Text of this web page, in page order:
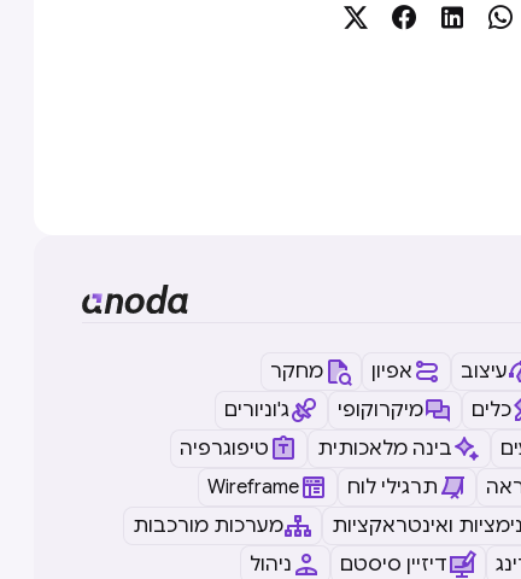




עיצוב אפיון
מחקר
כלים מיקרוקופי
ג'וניורים
בינה מלאכותית
טיפוגרפיה
תרגילי לוח
Wireframe
ואינטראקציות
מערכות מורכבות
דיזיין סיסטם ניהול